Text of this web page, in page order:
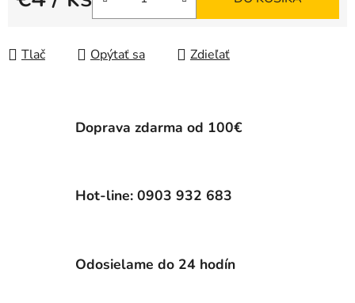
Jednotková cena:
Tlač Opýtať sa Zdieľať
Doprava zdarma od 100€
Hot-line: 0903 932 683
Odosielame do 24 hodín